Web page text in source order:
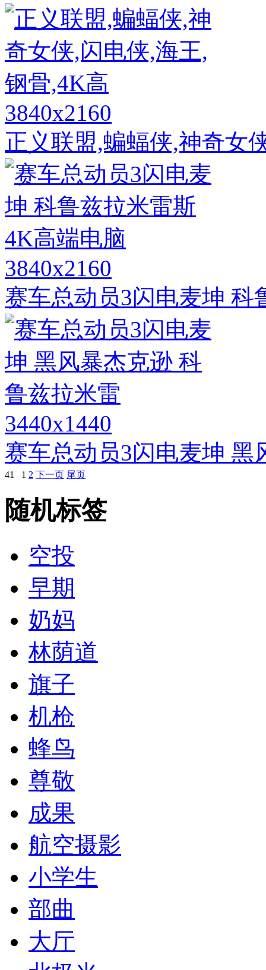
3840x2160
正义联盟,蝙蝠侠,神奇女
3840x2160
赛车总动员3闪电麦坤 科
3440x1440
赛车总动员3闪电麦坤 黑
41 1 2 下一页 尾页
随机标签
空投
早期
奶妈
林荫道
旗子
机枪
蜂鸟
尊敬
成果
航空摄影
小学生
部曲
大厅